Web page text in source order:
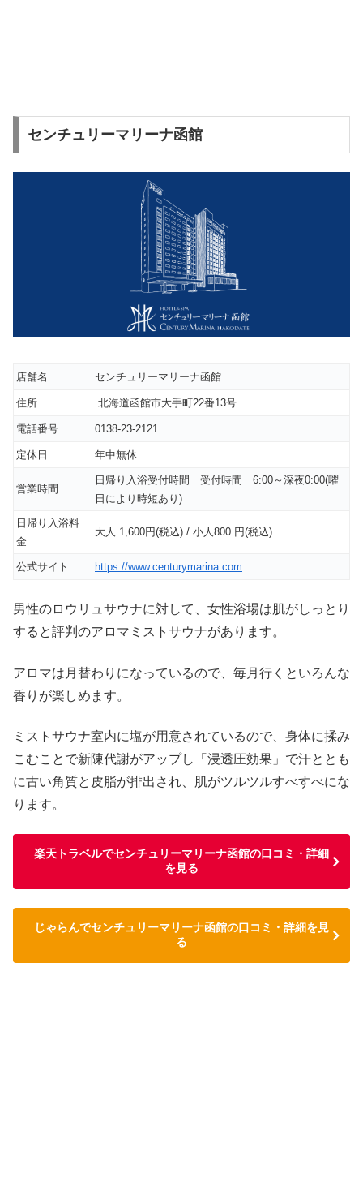
センチュリーマリーナ函館
店舗名 センチュリーマリーナ函館
住所 北海道函館市大手町22番13号
電話番号 0138-23-2121
定休日 年中無休
営業時間
日帰り入浴受付時間 受付時間 6:00～深夜0:00(曜
日により時短あり)
日帰り入浴料
金
大人 1,600円(税込) / 小人800 円(税込)
公式サイト https://www.centurymarina.com
男性のロウリュサウナに対して、女性浴場は肌がしっとり
すると評判のアロマミストサウナがあります。
アロマは月替わりになっているので、毎月行くといろんな
香りが楽しめます。
ミストサウナ室内に塩が用意されているので、身体に揉み
こむことで新陳代謝がアップし「浸透圧効果」で汗ととも
に古い角質と皮脂が排出され、肌がツルツルすべすべにな
ります。
楽天トラベルでセンチュリーマリーナ函館の口コミ・詳細
を見る
じゃらんでセンチュリーマリーナ函館の口コミ・詳細を見
る